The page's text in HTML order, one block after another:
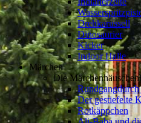
Drehkarussell
Dinosaurier
Kicker
Indoor Halle
Märchen
Die Märchenhäuschen
Rundgangdurch
Der gestiefelte
Rotkäppchen